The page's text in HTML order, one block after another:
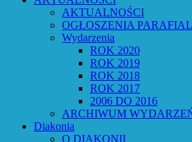
AKTUALNOŚCI
OGŁOSZENIA
Wydarzenia
ROK 2020
ROK 2019
ROK 2018
ROK 2017
2006 DO 2016
ARCHIWUM
Diakonia
O DIAKONII